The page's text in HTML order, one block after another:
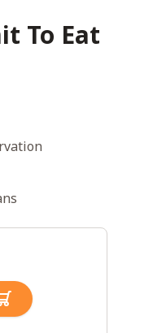
To Eat